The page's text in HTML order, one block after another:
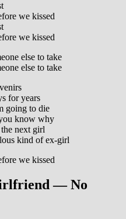
we kissed
we kissed
else to take
else to take
for years
going to die
know why
next girl
kind of ex-girl
we kissed
— No